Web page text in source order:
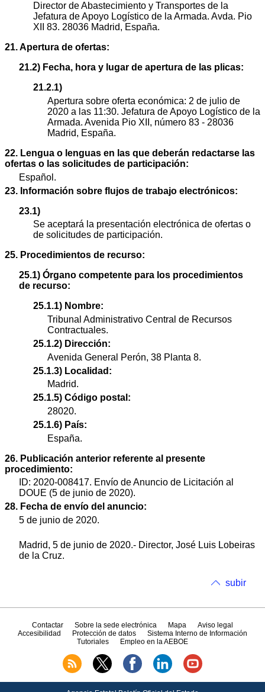
Director de Abastecimiento y Transportes de la
Jefatura de Apoyo Logístico de la Armada. Avda. Pio
XII 83. 28036 Madrid, España.
21. Apertura de ofertas:
21.2) Fecha, hora y lugar de apertura de las plicas:
21.2.1)
Apertura sobre oferta económica: 2 de julio de
2020 a las 11:30. Jefatura de Apoyo Logístico de la
Armada. Avenida Pio XII, número 83 - 28036
Madrid, España.
22. Lengua o lenguas en las que deberán redactarse las
ofertas o las solicitudes de participación:
Español.
23. Información sobre flujos de trabajo electrónicos:
23.1)
Se aceptará la presentación electrónica de ofertas o
de solicitudes de participación.
25. Procedimientos de recurso:
25.1) Órgano competente para los procedimientos
de recurso:
25.1.1) Nombre:
Tribunal Administrativo Central de Recursos
Contractuales.
25.1.2) Dirección:
Avenida General Perón, 38 Planta 8.
25.1.3) Localidad:
Madrid.
25.1.5) Código postal:
28020.
25.1.6) País:
España.
26. Publicación anterior referente al presente
procedimiento:
ID: 2020-008417. Envío de Anuncio de Licitación al
DOUE (5 de junio de 2020).
28. Fecha de envío del anuncio:
5 de junio de 2020.
Madrid, 5 de junio de 2020.- Director, José Luis Lobeiras
de la Cruz.
subir
Contactar Sobre la sede electrónica Mapa
Aviso legal
Accesibilidad
Protección de datos
Sistema Interno de Información
Tutoriales
Empleo en la AEBOE